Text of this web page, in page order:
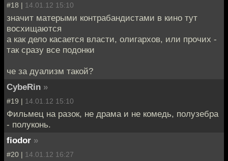
#18 | 14.01.12 15:10
значит матерыми контрабандистами в кино тут
восхищаются
а как дело касается власти, олигархов, или прочих -
так сразу все подонки
че за дуализм такой?
CybeRin »
#19 | 14.01.12 15:10
Фильмец на разок, не драма и не комедь, полузебра
- полуконь.
fiodor »
#20 | 14.01.12 16:27